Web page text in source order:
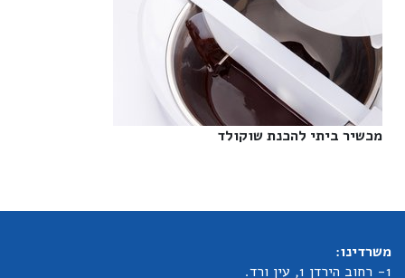
מכשיר ביתי להכנת שוקולד‎
משרדינו:
1- רחוב הירדן 1, עין ורד.